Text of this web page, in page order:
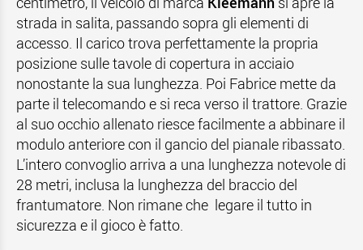
strada in salita, passando sopra gli elementi di
accesso. Il carico trova perfettamente la propria
posizione sulle tavole di copertura in acciaio
nonostante la sua lunghezza. Poi Fabrice mette da
parte il telecomando e si reca verso il trattore. Grazie
al suo occhio allenato riesce facilmente a abbinare il
modulo anteriore con il gancio del pianale ribassato.
L’intero convoglio arriva a una lunghezza notevole di
28 metri, inclusa la lunghezza del braccio del
frantumatore. Non rimane che legare il tutto in
sicurezza e il gioco è fatto.